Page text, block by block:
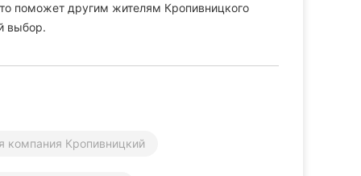
поможет другим жителям Кропивницкого
выбор.
компания Кропивницкий